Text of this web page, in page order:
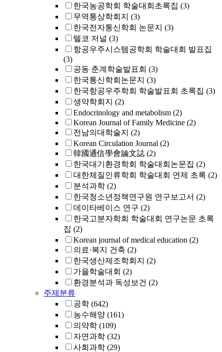
한국농공학회 학술대회초록집 (3)
무역통상학회지 (3)
한국전자통신학회 논문지 (3)
텔코 저널 (3)
항공우주시스템공학회 학술대회 발표집
(3)
공동 춘계학술발표회 (3)
한국통신학회논문지 (3)
한국항공우주학회 학술발표회 초록집 (3)
생약학회지 (2)
Endocrinology and metabolism (2)
Korean Journal of Family Medicine (2)
전남의대학술지 (2)
Korean Circulation Journal (2)
韓國通信學會論文誌 (2)
한국대기환경학회 학술대회논문집 (2)
대한체질인류학회 학술대회 연제 초록 (2)
분석과학 (2)
한국청소년정책연구원 연구보고서 (2)
데이타베이스 연구 (2)
한국고분자학회 학술대회 연구논문 초록
집 (2)
Korean journal of medical education (2)
의료·복지 건축 (2)
한국생산제조학회지 (2)
가을학술대회 (2)
환경분석과 독성보건 (2)
주제분류
공학 (642)
농수해양 (161)
의약학 (109)
자연과학 (32)
사회과학 (29)